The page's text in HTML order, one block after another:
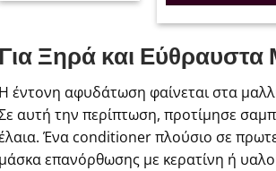
Για Ξηρά και Εύθραυστα
Η έντονη αφυδάτωση φαίνεται στα
αυτή την περίπτωση, προτίμησε
Ένα conditioner πλούσιο σε
μάσκα επανόρθωσης με κερατίνη ή